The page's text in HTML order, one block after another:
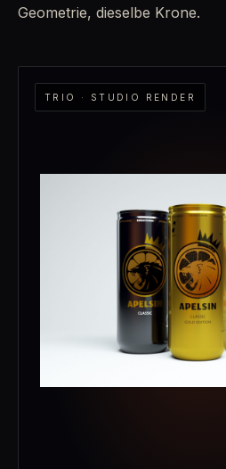
Geometrie, dieselbe Krone.
TRIO · STUDIO RENDER